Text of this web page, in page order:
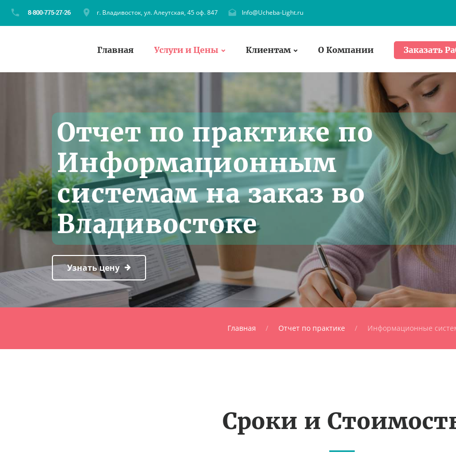
г. Владивосток, ул. Алеутская, 45 оф. 847 Info@Ucheba-Light.ru
Главная Услуги и Цены Клиентам О Компании Заказать
Отчет по практике по
Информационным
системам на заказ во
Владивостоке
Узнать цену
Главная Отчет по практике Информационные
Сроки и